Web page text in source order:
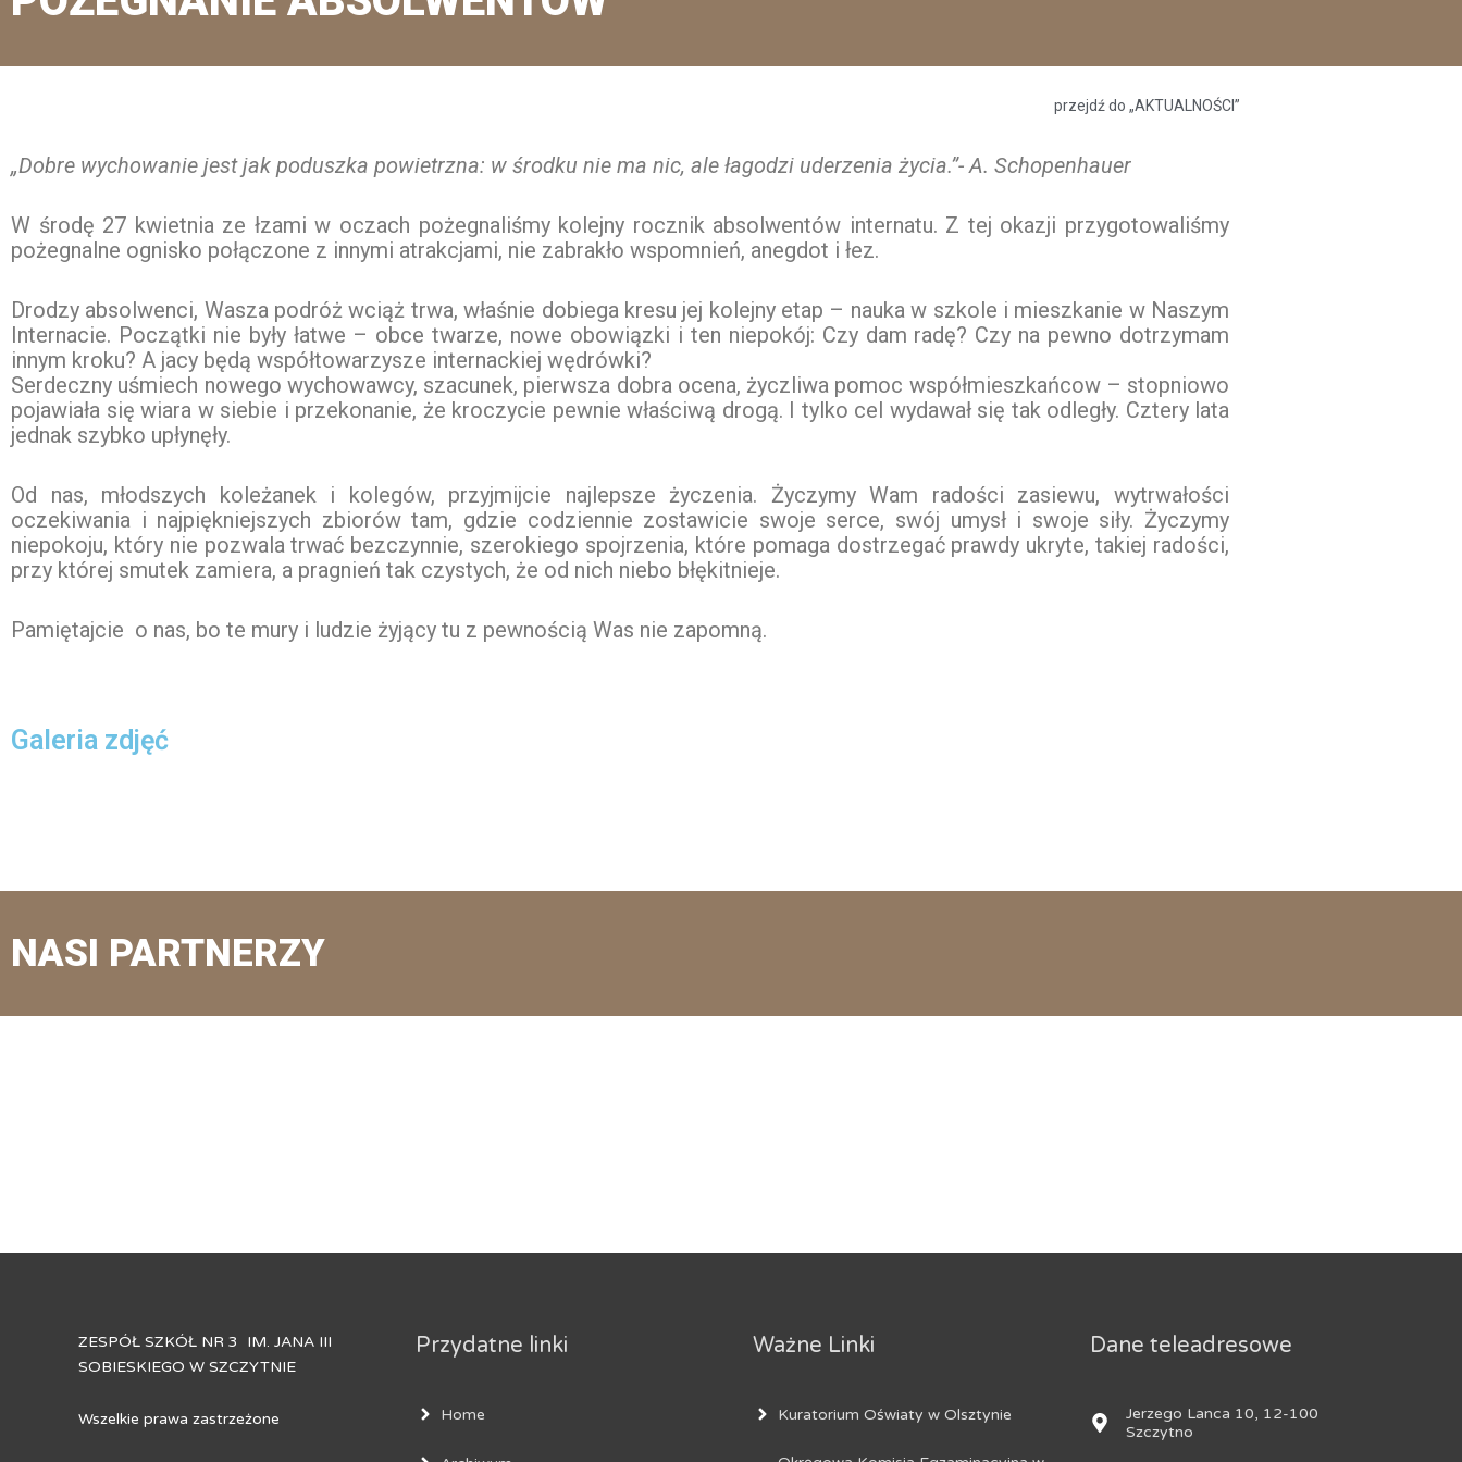
przejdź do „AKTUALNOŚCI”
„Dobre wychowanie jest jak poduszka powietrzna: w środku nie ma nic, ale łagodzi uderzenia życia.”- A. Schopenhauer
W środę 27 kwietnia ze łzami w oczach pożegnaliśmy kolejny rocznik absolwentów internatu. Z tej okazji przygotowaliśmy
pożegnalne ognisko połączone z innymi atrakcjami, nie zabrakło wspomnień, anegdot i łez.
Drodzy absolwenci, Wasza podróż wciąż trwa, właśnie dobiega kresu jej kolejny etap – nauka w szkole i mieszkanie w Naszym
Internacie. Początki nie były łatwe – obce twarze, nowe obowiązki i ten niepokój: Czy dam radę? Czy na pewno dotrzymam
innym kroku? A jacy będą współtowarzysze internackiej wędrówki?
Serdeczny uśmiech nowego wychowawcy, szacunek, pierwsza dobra ocena, życzliwa pomoc współmieszkańcow – stopniowo
pojawiała się wiara w siebie i przekonanie, że kroczycie pewnie właściwą drogą. I tylko cel wydawał się tak odległy. Cztery lata
jednak szybko upłynęły.
Od nas, młodszych koleżanek i kolegów, przyjmijcie najlepsze życzenia. Życzymy Wam radości zasiewu, wytrwałości
oczekiwania i najpiękniejszych zbiorów tam, gdzie codziennie zostawicie swoje serce, swój umysł i swoje siły. Życzymy
niepokoju, który nie pozwala trwać bezczynnie, szerokiego spojrzenia, które pomaga dostrzegać prawdy ukryte, takiej radości,
przy której smutek zamiera, a pragnień tak czystych, że od nich niebo błękitnieje.
Pamiętajcie o nas, bo te mury i ludzie żyjący tu z pewnością Was nie zapomną.
Galeria zdjęć
NASI PARTNERZY
ZESPÓŁ SZKÓŁ NR 3 IM. JANA III
SOBIESKIEGO W SZCZYTNIE
Wszelkie prawa zastrzeżone
Przydatne linki
Home
Ważne Linki
Kuratorium Oświaty w Olsztynie
Dane teleadresowe
Jerzego Lanca 10, 12-100
Szczytno